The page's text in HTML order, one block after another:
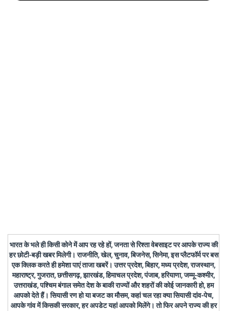
भारत के भले ही किसी कोने में आप रह रहे हों, जनता से रिश्ता वेबसाइट पर आपके राज्य की
हर छोटी-बड़ी खबर मिलेगी। राजनीति, खेल, चुनाव, बिजनेस, सिनेमा, इस प्लैटफॉर्म पर बस
एक क्लिक करते ही हमेशा पाएं ताजा खबरें। उत्तर प्रदेश, बिहार, मध्य प्रदेश, राजस्थान,
महाराष्ट्र, गुजरात, छत्तीसगढ़, झारखंड, हिमाचल प्रदेश, पंजाब, हरियाणा, जम्मू-कश्मीर,
उत्तराखंड, पश्चिम बंगाल समेत देश के बाकी राज्यों और शहरों की कोई जानकारी हो, हम
आपको देते हैं। सियासी रण हो या बजट का मौसम, कहां चल रहा क्या सियासी दांव-पेच,
आपके गांव में किसकी सरकार, हर अपडेट यहां आपको मिलेंगे। तो फिर अपने राज्य की हर